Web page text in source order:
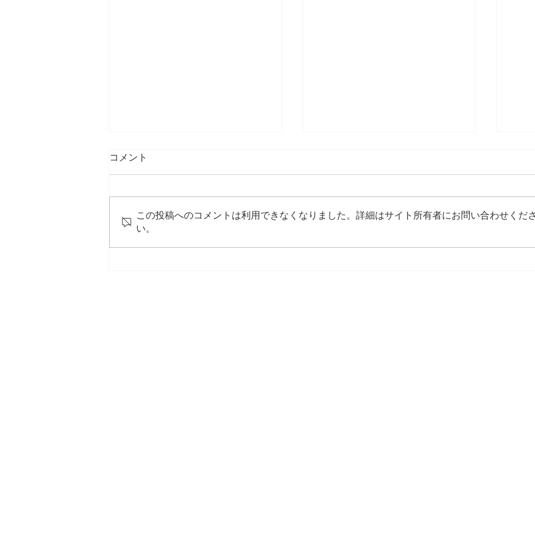
成人式撮影の納品（姉弟２シ
成人式撮影の納品（家族写真
成人
コメント
この投稿へのコメントは利用できなくなりました。詳細はサイト所有者にお問い合わせくださ
い。